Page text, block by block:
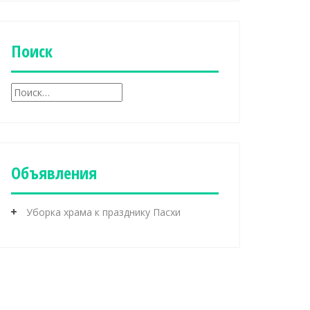
к
иПоиск
Н
а
Объявления
Уборка храма к празднику Пасхи